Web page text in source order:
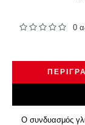
0
Ο συνδυασμός